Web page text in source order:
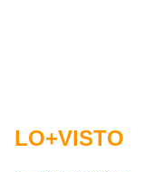
LO+VISTO